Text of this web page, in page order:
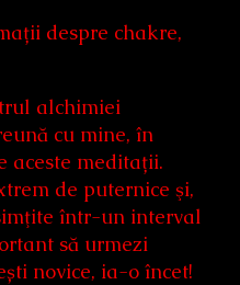
despre chakre,
alchimiei
cu mine, în
aceste meditații.
de puternice şi,
într-un interval
să urmezi
novice, ia-o încet!